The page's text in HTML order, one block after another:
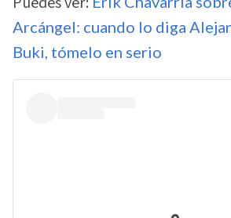
Arcángel: cuando lo diga
Buki, tómelo en serio